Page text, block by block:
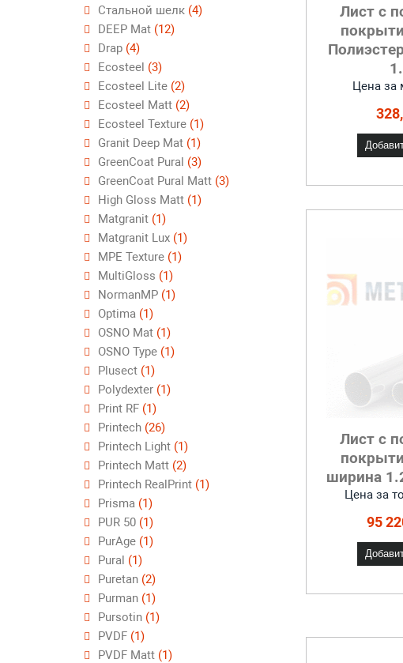
Лист с
Цена за
Лист с
ширина
Цена за
95
Cтальной шелк (4)
DEEP Mat (12)
Drap (4)
Ecosteel (3)
Ecosteel Lite (2)
Ecosteel Matt (2)
Ecosteel Texture (1)
Granit Deep Mat (1)
GreenCoat Pural (3)
GreenCoat Pural Matt (3)
High Gloss Matt (1)
Matgranit (1)
Matgranit Lux (1)
MPE Texture (1)
MultiGloss (1)
NormanMP (1)
Optima (1)
OSNO Mat (1)
OSNO Type (1)
Plusect (1)
Polydexter (1)
Print RF (1)
Printech (26)
Printech Light (1)
Printech Matt (2)
Printech RealPrint (1)
Prisma (1)
PUR 50 (1)
PurAge (1)
Pural (1)
Puretan (2)
Purman (1)
Pursotin (1)
PVDF (1)
PVDF Matt (1)